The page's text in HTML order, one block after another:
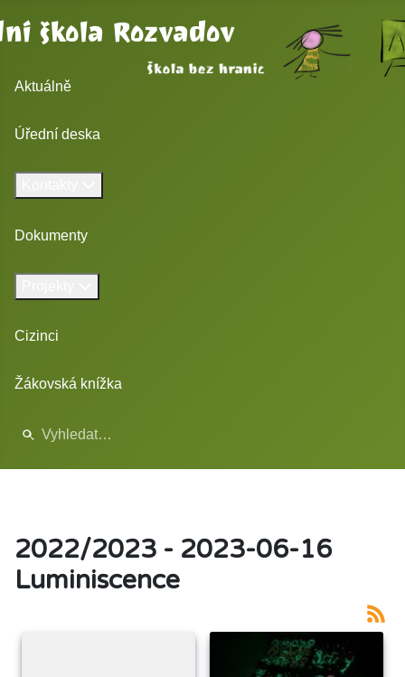
škola Rozvadov
Aktuálně
Úřední deska
Dokumenty
Cizinci
Žákovská knížka
2022/2023 - 2023-06-16
Luminiscence